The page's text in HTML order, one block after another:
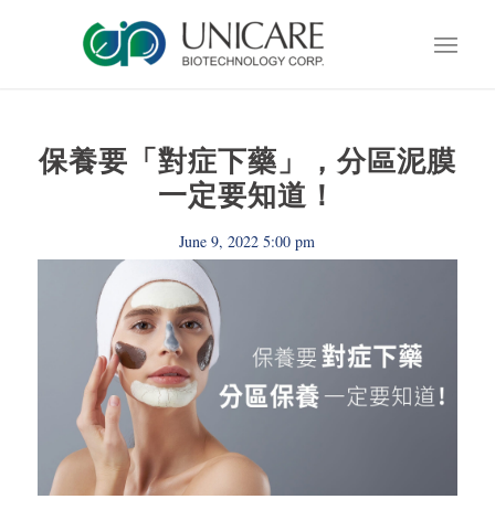
保養要「對症下藥」，分區泥膜
一定要知道！
June 9, 2022 5:00 pm